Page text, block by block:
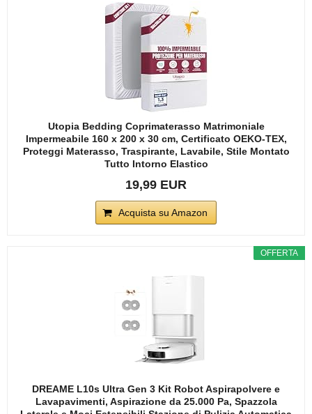
Utopia Bedding Coprimaterasso Matrimoniale
Impermeabile 160 x 200 x 30 cm, Certificato OEKO-TEX,
Proteggi Materasso, Traspirante, Lavabile, Stile Montato
Tutto Intorno Elastico
19,99 EUR
Acquista su Amazon
OFFERTA
DREAME L10s Ultra Gen 3 Kit Robot Aspirapolvere e
Lavapavimenti, Aspirazione da 25.000 Pa, Spazzola